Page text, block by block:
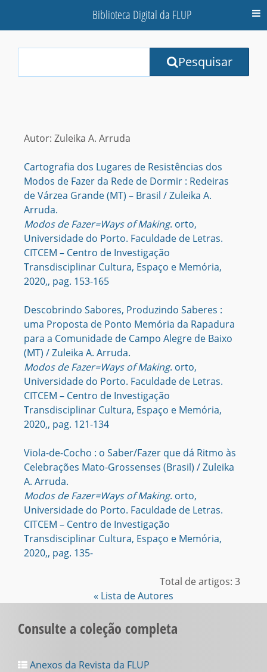
Biblioteca Digital da FLUP
Terms:
Pesquisar
Autor: Zuleika A. Arruda
Cartografia dos Lugares de Resistências dos
Modos de Fazer da Rede de Dormir : Redeiras
de Várzea Grande (MT) – Brasil / Zuleika A.
Arruda.
Modos de Fazer=Ways of Making. orto,
Universidade do Porto. Faculdade de Letras.
CITCEM – Centro de Investigação
Transdisciplinar Cultura, Espaço e Memória,
2020,, pag. 153-165
Descobrindo Sabores, Produzindo Saberes :
uma Proposta de Ponto Memória da Rapadura
para a Comunidade de Campo Alegre de Baixo
(MT) / Zuleika A. Arruda.
Modos de Fazer=Ways of Making. orto,
Universidade do Porto. Faculdade de Letras.
CITCEM – Centro de Investigação
Transdisciplinar Cultura, Espaço e Memória,
2020,, pag. 121-134
Viola-de-Cocho : o Saber/Fazer que dá Ritmo às
Celebrações Mato-Grossenses (Brasil) / Zuleika
A. Arruda.
Modos de Fazer=Ways of Making. orto,
Universidade do Porto. Faculdade de Letras.
CITCEM – Centro de Investigação
Transdisciplinar Cultura, Espaço e Memória,
2020,, pag. 135-
Total de artigos: 3
« Lista de Autores
Consulte a coleção completa
Anexos da Revista da FLUP